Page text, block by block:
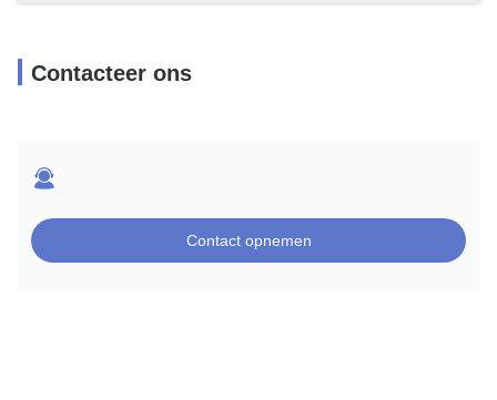
Contacteer ons
Contact opnemen